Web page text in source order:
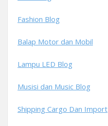
Fashion Blog
Balap Motor dan Mobil
Lampu LED Blog
Musisi dan Music Blog
Shipping Cargo Dan Import